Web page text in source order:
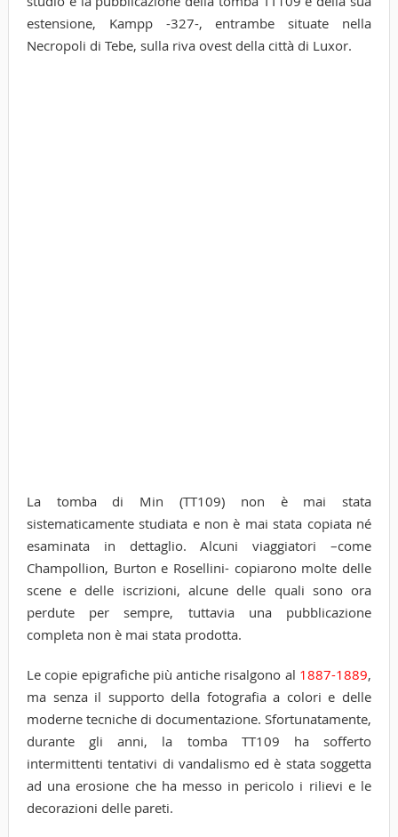
estensione, Kampp -327-, entrambe situate nella
Necropoli di Tebe, sulla riva ovest della città di Luxor.
La tomba di Min (TT109) non è mai stata
sistematicamente studiata e non è mai stata copiata né
esaminata in dettaglio. Alcuni viaggiatori –come
Champollion, Burton e Rosellini- copiarono molte delle
scene e delle iscrizioni, alcune delle quali sono ora
perdute per sempre, tuttavia una pubblicazione
completa non è mai stata prodotta.
Le copie epigrafiche più antiche risalgono al 1887-1889,
ma senza il supporto della fotografia a colori e delle
moderne tecniche di documentazione. Sfortunatamente,
durante gli anni, la tomba TT109 ha sofferto
intermittenti tentativi di vandalismo ed è stata soggetta
ad una erosione che ha messo in pericolo i rilievi e le
decorazioni delle pareti.